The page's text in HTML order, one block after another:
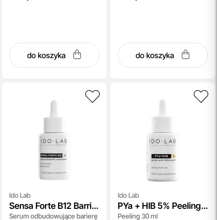
do koszyka do koszyka
Ido Lab
Sensa Forte B12 Barrier
Repair Face Serum
Serum odbudowujące barierę
Ido Lab
PYa + HIB 5% Peeling
Formula
Peeling 30 ml